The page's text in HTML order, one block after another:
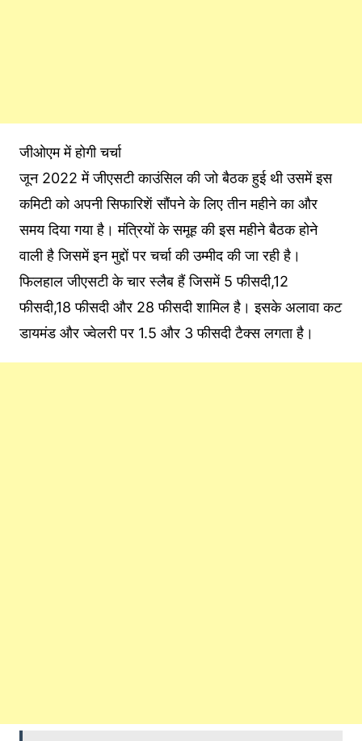
जीओएम में होगी चर्चा
जून 2022 में जीएसटी काउंसिल की जो बैठक हुई थी उसमें इस
कमिटी को अपनी सिफारिशें सौंपने के लिए तीन महीने का और
समय दिया गया है। मंत्रियों के समूह की इस महीने बैठक होने
वाली है जिसमें इन मुद्दों पर चर्चा की उम्मीद की जा रही है।
फिलहाल जीएसटी के चार स्लैब हैं जिसमें 5 फीसदी,12
फीसदी,18 फीसदी और 28 फीसदी शामिल है। इसके अलावा कट
डायमंड और ज्वेलरी पर 1.5 और 3 फीसदी टैक्स लगता है।